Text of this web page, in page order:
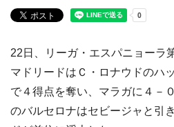
22日、リーガ・エスパニョーラ
マドリードはＣ・ロナウドのハ
で４得点を奪い、マラガに４－
のバルセロナはセビージャと引